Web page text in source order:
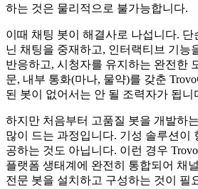
하는 것은 물리적으로 불가능합니다.
이때 채팅 봇이 해결사로 나섭니다.
닌 채팅을 중재하고, 인터랙티브 기능
반응하고, 시청자를 유지하는 완전한
문, 내부 통화(마나, 물약)를 갖춘
된 봇이 없어서는 안 될 조력자가 됩니
하지만 처음부터 고품질 봇을 개발하
많이 드는 과정입니다. 기성 솔루션이
공하는 것도 아닙니다. 이런 경우
플랫폼 생태계에 완전히 통합되어 채
전문 봇을 설치하고 구성하는 것이 필